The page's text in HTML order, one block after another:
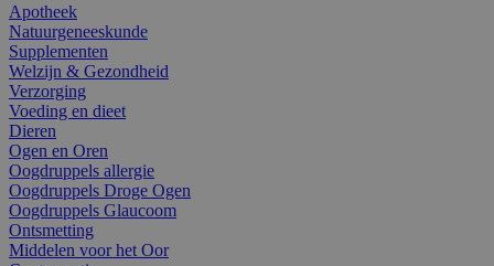
Apotheek
Natuurgeneeskunde
Supplementen
Welzijn & Gezondheid
Verzorging
Voeding en dieet
Dieren
Ogen en Oren
Oogdruppels allergie
Oogdruppels Droge Ogen
Oogdruppels Glaucoom
Ontsmetting
Middelen voor het Oor